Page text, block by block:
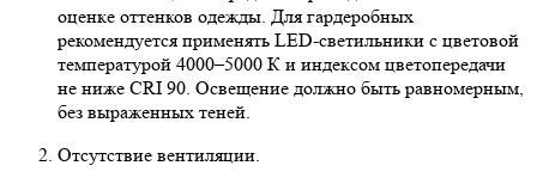
оценке оттенков одежды. Для гардеробных
рекомендуется применять LED-светильники с цветовой
температурой 4000–5000 К и индексом цветопередачи
не ниже CRI 90. Освещение должно быть равномерным,
без выраженных теней.
Отсутствие вентиляции.